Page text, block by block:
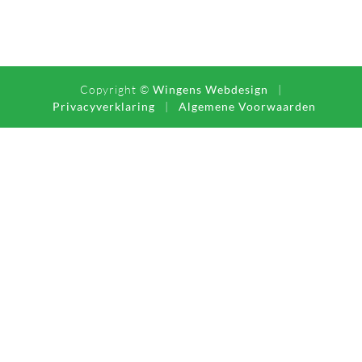
Copyright © Wingens Webdesign
|
Privacyverklaring | Algemene Voorwaarden